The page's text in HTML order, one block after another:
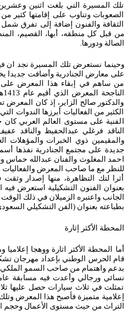
تلك المسيرة التي بلغت اثنين
الصعوبات وتناوب على إقامتها كثير من
الثقافة والفنون إضافة إلى تفرق
من قبل كل منطقه، أبها، القصيم،
الصالة ودورها.
وحينما نستعرض تلك المسيرة نجد ان
على معارض الجنادرية وأضافت جديدا
من ساهم في إبقاء هذا المعرض على
والدكتور صالح الزاير، إذ كان
الكثير من الفعاليات أبرزها الندوات
الفنية على مستوى العالم العربي كان
الناقد فرغلي عبدالحفيظ والناقد
والمقيمين ذوي الخبرات والمؤهلات
جديدة على مجتمع الجنادرية نفذها
احمد المغلوث والفنان عبدالله حماس
للنظر مع ما صاحب المعرض
أثرا لتك التظاهرة، منها إصدار
بعنوان الفنون التشكيلية استعرض فيه
الجانب واعتبره الزميلان في ذلك
بطباعته بعنوان (الفن التشكيلي
المحطة الأكثر إثارة
قام الحرس الوطني بإعداد مهرجان
بدعم واهتمام من صاحب السمو
نسائي ورجالي وأعدت فيه مسابقة
تمثلت في ثلاث سيارات حصل عليها
إعلامية متميزة فأصبح هذا المعرض
التراث من حيث مستوى الأعمال وحجم